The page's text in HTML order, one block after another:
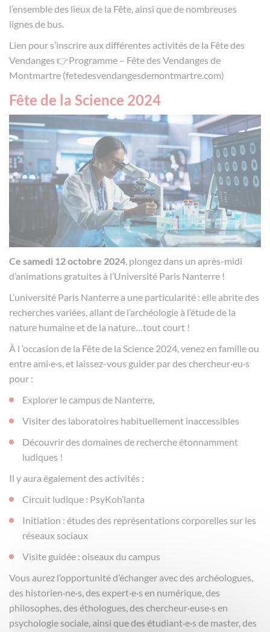
l’ensemble des lieux de la Fête, ainsi que de nombreuses
lignes de bus.
Lien pour s’inscrire aux différentes activités de la Fête des
Vendanges 👉Programme – Fête des Vendanges de
Montmartre (fetedesvendangesdemontmartre.com)
Fête de la Science 2024
Ce samedi 12 octobre 2024, plongez dans un après-midi
d’animations gratuites à l’Université Paris Nanterre !
L’université Paris Nanterre a une particularité : elle abrite des
recherches variées, allant de l’archéologie à l’étude de la
nature humaine et de la nature…tout court !
À l ‘occasion de la Fête de la Science 2024, venez en famille ou
entre ami·e·s, et laissez-vous guider par des chercheur·eu·s
pour :
Explorer le campus de Nanterre,
Visiter des laboratoires habituellement inaccessibles
Découvrir des domaines de recherche étonnamment
ludiques !
Il y aura également des activités :
Circuit ludique : PsyKoh’lanta
Initiation : études des représentations corporelles sur les
réseaux sociaux
Visite guidée : oiseaux du campus
Vous aurez l’opportunité d’échanger avec des archéologues,
des historien·ne·s, des expert·e·s en numérique, des
philosophes, des éthologues, des chercheur·euse·s en
psychologie sociale, ainsi que des étudiant·e·s de master, des